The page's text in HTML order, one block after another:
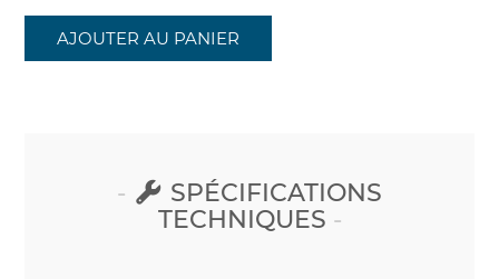
AJOUTER AU PANIER
SPÉCIFICATIONS
TECHNIQUES